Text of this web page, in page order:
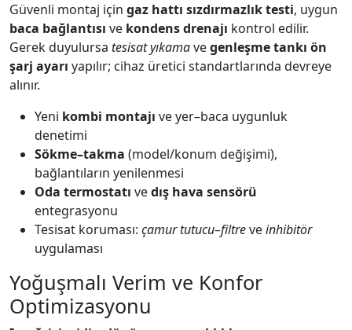
Güvenli montaj için gaz hattı sızdırmazlık testi, uygun
baca bağlantısı ve kondens drenajı kontrol edilir.
Gerek duyulursa tesisat yıkamavegenleşme tankı ön
şarj ayarı yapılır; cihaz üretici standartlarında devreye
alınır.
Yeni kombi montajı ve yer–baca uygunluk
denetimi
Sökme–takma (model/konum değişimi),
bağlantıların yenilenmesi
Oda termostatı vedış hava sensörü
entegrasyonu
Tesisat koruması: çamur tutucu–filtreveinhibitör
uygulaması
Yoğuşmalı Verim ve Konfor
Optimizasyonu